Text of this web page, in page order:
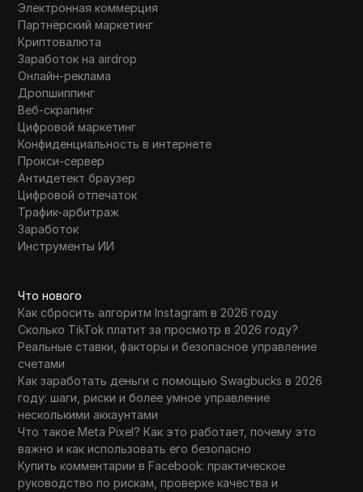
Электронная коммерция
Партнёрский маркетинг
Криптовалюта
Заработок на airdrop
Онлайн-реклама
Дропшиппинг
Веб-скрапинг
Цифровой маркетинг
Конфиденциальность в интернете
Прокси-сервер
Антидетект браузер
Цифровой отпечаток
Трафик-арбитраж
Заработок
Инструменты ИИ
Что нового
Как сбросить алгоритм Instagram в 2026 году
Сколько TikTok платит за просмотр в 2026 году?
Реальные ставки, факторы и безопасное управление
счетами
Как заработать деньги с помощью Swagbucks в 2026
году: шаги, риски и более умное управление
несколькими аккаунтами
Что такое Meta Pixel? Как это работает, почему это
важно и как использовать его безопасно
Купить комментарии в Facebook: практическое
руководство по рискам, проверке качества и